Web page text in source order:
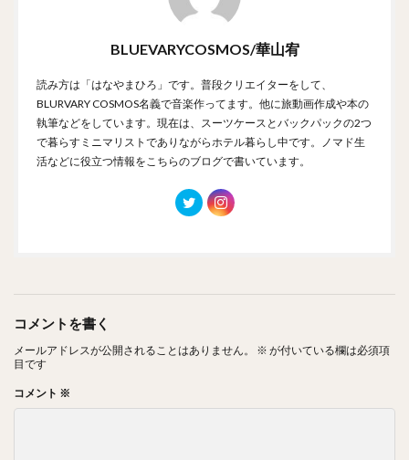
BLUEVARYCOSMOS/華山宥
読み方は「はなやまひろ」です。普段クリエイターをして、
BLURVARY COSMOS名義で音楽作ってます。他に旅動画作成や本の
執筆などをしています。現在は、スーツケースとバックパックの2つ
で暮らすミニマリストでありながらホテル暮らし中です。ノマド生
活などに役立つ情報をこちらのブログで書いています。
コメントを書く
メールアドレスが公開されることはありません。 ※ が付いている欄は必須項
目です
コメント ※